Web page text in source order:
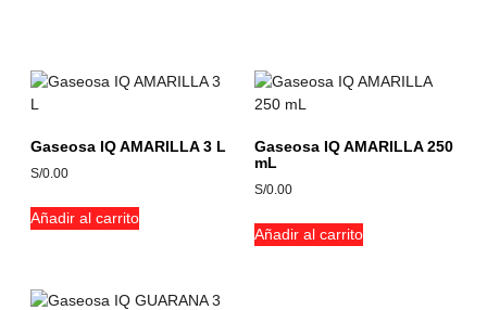
Gaseosa IQ AMARILLA 3 L
S/0.00
Añadir al carrito
Gaseosa IQ AMARILLA 250
mL
S/0.00
Añadir al carrito